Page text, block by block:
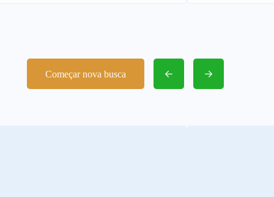
Começar nova busca